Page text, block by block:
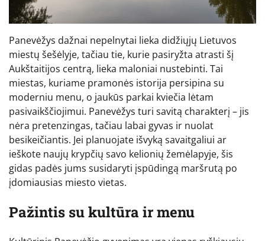
Panevėžys dažnai nepelnytai lieka didžiųjų Lietuvos
miestų šešėlyje, tačiau tie, kurie pasiryžta atrasti šį
Aukštaitijos centrą, lieka maloniai nustebinti. Tai
miestas, kuriame pramonės istorija persipina su
moderniu menu, o jaukūs parkai kviečia lėtam
pasivaikščiojimui. Panevėžys turi savitą charakterį – jis
nėra pretenzingas, tačiau labai gyvas ir nuolat
besikeičiantis. Jei planuojate išvyką savaitgaliui ar
ieškote naujų krypčių savo kelionių žemėlapyje, šis
gidas padės jums susidaryti įspūdingą maršrutą po
įdomiausias miesto vietas.
Pažintis su kultūra ir menu